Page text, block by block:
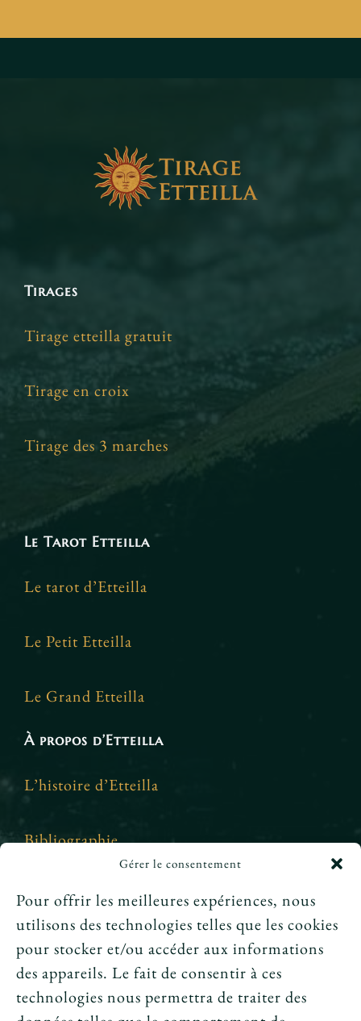
Gérer le consentement
Pour offrir les meilleures expériences, nous
utilisons des technologies telles que les cookies
pour stocker et/ou accéder aux informations
des appareils. Le fait de consentir à ces
technologies nous permettra de traiter des
Tirages
Tirage etteilla gratuit
Tirage en croix
Tirage des 3 marches
Le Tarot Etteilla
Le tarot d’Etteilla
Le Petit Etteilla
Le Grand Etteilla
À propos d’Etteilla
L’histoire d’Etteilla
Bibliographie
Crédits et mentions légales
Le tarot peut-il annoncer une rencontre
amoureuse ?